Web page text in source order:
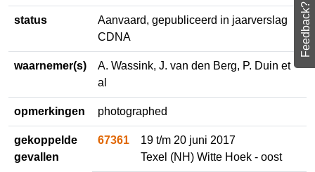
status
Aanvaard, gepubliceerd in
jaarverslag CDNA
waarnemer(s)
A. Wassink, J. van den Berg, P. Duin
et al
opmerkingen
photographed
gekoppelde
gevallen
67361
19 t/m 20 juni 2017
Texel (NH) Witte Hoek - oost
Feedback?